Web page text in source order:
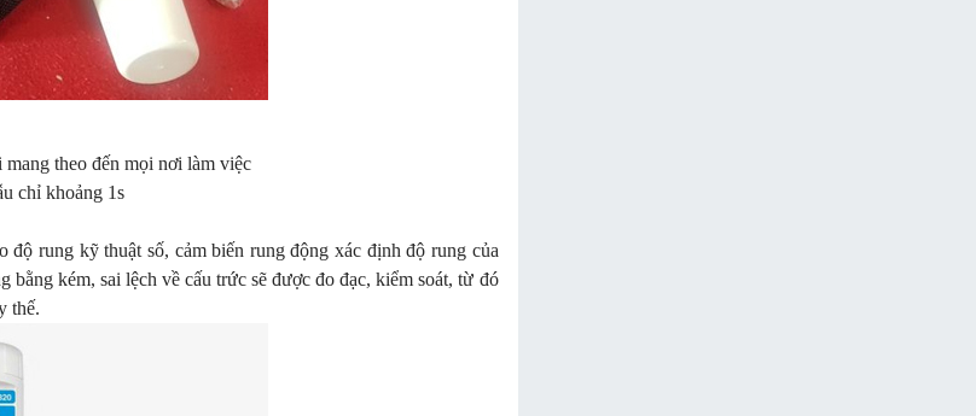
theo đến mọi nơi làm việc
chỉ khoảng 1s
rung kỹ thuật số, cảm biến rung động xác định độ rung của
bằng kém, sai lệch về cấu trức sẽ được đo đạc, kiểm soát, từ đó
thế.